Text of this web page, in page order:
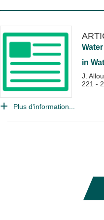
in
J.
221 -
Plus d'information...